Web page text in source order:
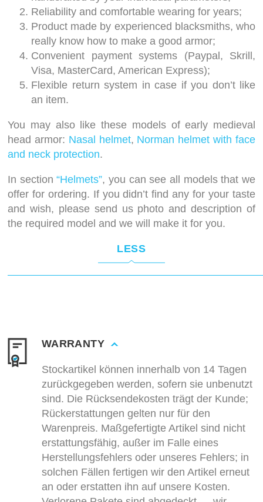
Reliability and comfortable wearing for years;
Product made by experienced blacksmiths, who
really know how to make a good armor;
Convenient payment systems (Paypal, Skrill,
Visa, MasterCard, American Express);
Flexible return system in case if you don’t like
an item.
You may also like these models of early medieval
head armor: Nasal helmet, Norman helmet with face
and neck protection.
In section“Helmets”, you can see all models that we
offer for ordering. If you didn’t find any for your taste
and wish, please send us photo and description of
the required model and we will make it for you.
LESS
WARRANTY
Stockartikel können innerhalb von 14 Tagen
zurückgegeben werden, sofern sie unbenutzt
sind. Die Rücksendekosten trägt der Kunde;
Rückerstattungen gelten nur für den
Warenpreis. Maßgefertigte Artikel sind nicht
erstattungsfähig, außer im Falle eines
Herstellungsfehlers oder unseres Fehlers; in
solchen Fällen fertigen wir den Artikel erneut
an oder erstatten ihn auf unsere Kosten.